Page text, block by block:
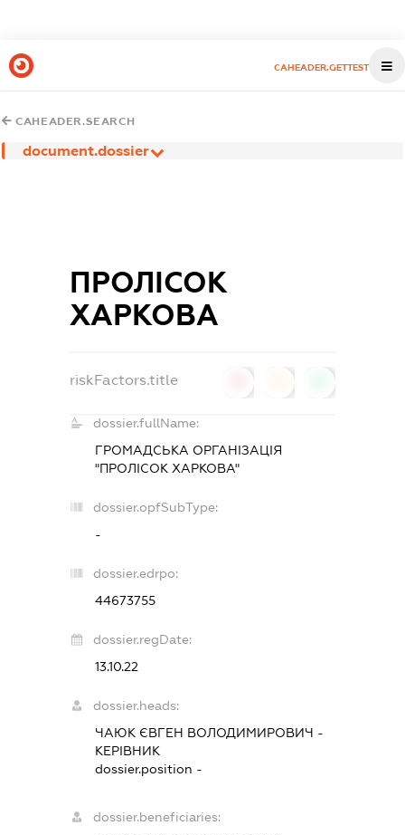
CAHEADER.GETTEST
CAHEADER.SEARCH
document.dossier
ПРОЛІСОК
ХАРКОВА
riskFactors.title
dossier.fullName:
ГРОМАДСЬКА ОРГАНІЗАЦІЯ
"ПРОЛІСОК ХАРКОВА"
dossier.opfSubType:
-
dossier.edrpo:
44673755
dossier.regDate:
13.10.22
dossier.heads:
ЧАЮК ЄВГЕН ВОЛОДИМИРОВИЧ -
КЕРІВНИК
dossier.position -
dossier.beneficiaries: